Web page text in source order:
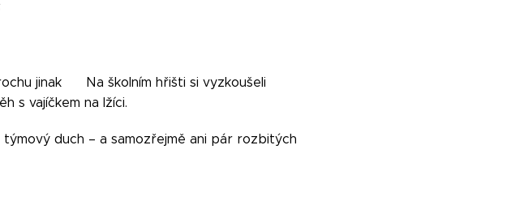
jinak 🐣 Na školním hřišti si vyzkoušeli
s vajíčkem na lžíci.
duch – a samozřejmě ani pár rozbitých